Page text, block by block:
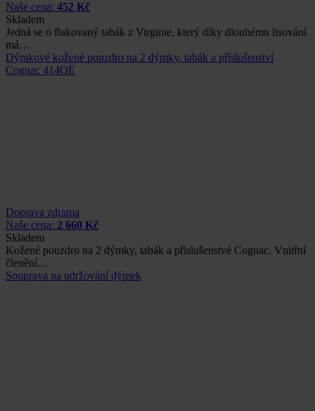
Naše cena: 452 Kč
Skladem
Jedná se o flakovaný tabák z Virginie, který díky dlouhému lisování
má…
Dýmkové kožené pouzdro na 2 dýmky. tabák a příslušenství
Cognac 414OE
Doprava zdrama
Naše cena: 2 660 Kč
Skladem
Kožené pouzdro na 2 dýmky, tabák a příslušenstvé Cognac. Vnitřní
členění…
Souprava na udržování dýmek